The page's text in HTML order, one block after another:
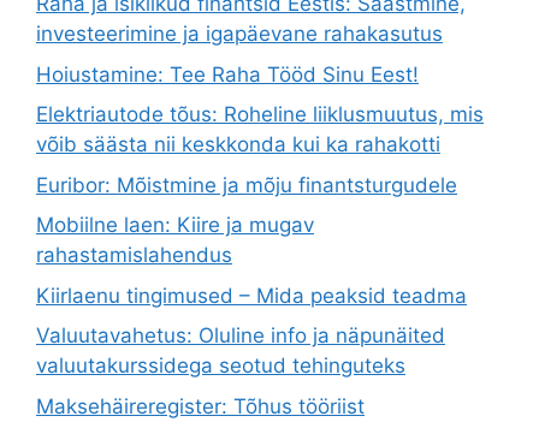
investeerimine ja igapäevane rahakasutus
Hoiustamine: Tee Raha Tööd Sinu Eest!
Elektriautode tõus: Roheline liiklusmuutus, mis
võib säästa nii keskkonda kui ka rahakotti
Euribor: Mõistmine ja mõju finantsturgudele
Mobiilne laen: Kiire ja mugav
rahastamislahendus
Kiirlaenu tingimused – Mida peaksid teadma
Valuutavahetus: Oluline info ja näpunäited
valuutakurssidega seotud tehinguteks
Maksehäireregister: Tõhus tööriist